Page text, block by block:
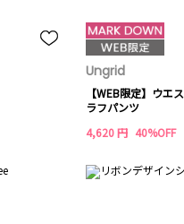
Ungrid
【WEB限定】ウエ
ラフパンツ
4,620 円 40%OFF